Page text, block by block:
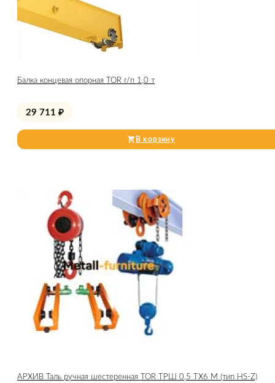
Балка концевая опорная TOR г/п 1,0 т
29 711 ₽
В корзину
АРХИВ Таль ручная шестеренная TOR ТРШ 0,5 ТХ6 М (тип HS-Z)